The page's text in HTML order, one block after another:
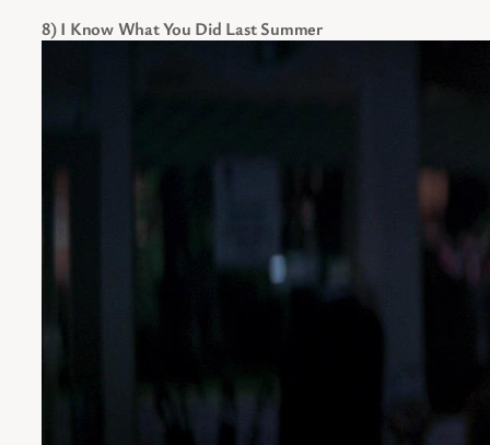
8) I Know What You Did Last Summer